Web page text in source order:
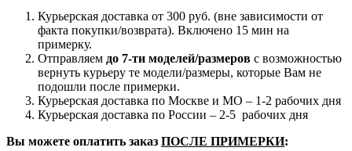
Курьерская доставка от 300 руб. (вне зависимости от
факта покупки/возврата). Включено 15 мин на
примерку.
Отправляем до 7-ти моделей/размеров с возможностью
вернуть курьеру те модели/размеры, которые Вам не
подошли после примерки.
Курьерская доставка по Москве и МО – 1-2 рабочих дня
Курьерская доставка по России – 2-5 рабочих дня
Вы можете оплатить заказ ПОСЛЕ ПРИМЕРКИ: